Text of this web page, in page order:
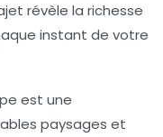
révèle la richesse
instant de votre
est une
paysages et